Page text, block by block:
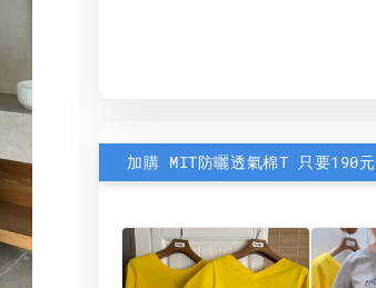
加購 MIT防曬透氣棉T 只要190元